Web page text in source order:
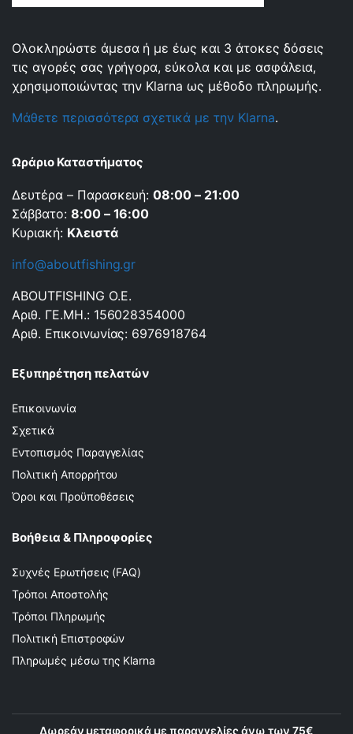
Ολοκληρώστε άμεσα ή με έως και 3 άτοκες δόσεις
τις αγορές σας γρήγορα, εύκολα και με ασφάλεια,
χρησιμοποιώντας την Klarna ως μέθοδο πληρωμής.
Μάθετε περισσότερα σχετικά με την Klarna.
Ωράριο Καταστήματος
Δευτέρα – Παρασκευή:08:00 – 21:00
Σάββατο: 8:00 – 16:00
Κυριακή: Κλειστά
info@aboutfishing.gr
ABOUTFISHING Ο.Ε.
Αριθ. ΓΕ.ΜΗ.: 156028354000
Αριθ. Επικοινωνίας: 6976918764
Εξυπηρέτηση πελατών
Επικοινωνία
Σχετικά
Εντοπισμός Παραγγελίας
Πολιτική Απορρήτου
Όροι και Προϋποθέσεις
Βοήθεια & Πληροφορίες
Συχνές Ερωτήσεις (FAQ)
Τρόποι Αποστολής
Τρόποι Πληρωμής
Πολιτική Επιστροφών
Πληρωμές μέσω της Klarna
Δωρεάν μεταφορικά με παραγγελίες άνω των 75€